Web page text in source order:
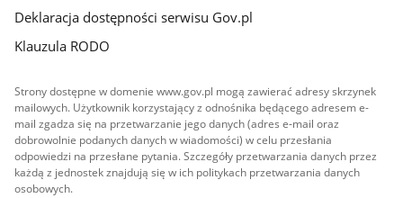
Deklaracja dostępności serwisu Gov.pl
Klauzula RODO
Strony dostępne w domenie www.gov.pl mogą zawierać adresy skrzynek
mailowych. Użytkownik korzystający z odnośnika będącego adresem e-
mail zgadza się na przetwarzanie jego danych (adres e-mail oraz
dobrowolnie podanych danych w wiadomości) w celu przesłania
odpowiedzi na przesłane pytania. Szczegóły przetwarzania danych przez
każdą z jednostek znajdują się w ich politykach przetwarzania danych
osobowych.